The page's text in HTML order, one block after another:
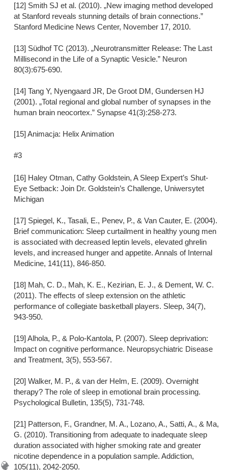
[12] Smith SJ et al. (2010). „New imaging method developed
at Stanford reveals stunning details of brain connections.”
Stanford Medicine News Center, November 17, 2010.
[13] Südhof TC (2013). „Neurotransmitter Release: The Last
Millisecond in the Life of a Synaptic Vesicle.” Neuron
80(3):675-690.
[14] Tang Y, Nyengaard JR, De Groot DM, Gundersen HJ
(2001). „Total regional and global number of synapses in the
human brain neocortex.” Synapse 41(3):258-273.
[15] Animacja: Helix Animation
#3
[16] Haley Otman, Cathy Goldstein, A Sleep Expert’s Shut-
Eye Setback: Join Dr. Goldstein’s Challenge, Uniwersytet
Michigan
[17] Spiegel, K., Tasali, E., Penev, P., & Van Cauter, E. (2004).
Brief communication: Sleep curtailment in healthy young men
is associated with decreased leptin levels, elevated ghrelin
levels, and increased hunger and appetite. Annals of Internal
Medicine, 141(11), 846-850.
[18] Mah, C. D., Mah, K. E., Kezirian, E. J., & Dement, W. C.
(2011). The effects of sleep extension on the athletic
performance of collegiate basketball players. Sleep, 34(7),
943-950.
[19] Alhola, P., & Polo-Kantola, P. (2007). Sleep deprivation:
Impact on cognitive performance. Neuropsychiatric Disease
and Treatment, 3(5), 553-567.
[20] Walker, M. P., & van der Helm, E. (2009). Overnight
therapy? The role of sleep in emotional brain processing.
Psychological Bulletin, 135(5), 731-748.
[21] Patterson, F., Grandner, M. A., Lozano, A., Satti, A., & Ma,
G. (2010). Transitioning from adequate to inadequate sleep
duration associated with higher smoking rate and greater
nicotine dependence in a population sample. Addiction,
105(11), 2042-2050.